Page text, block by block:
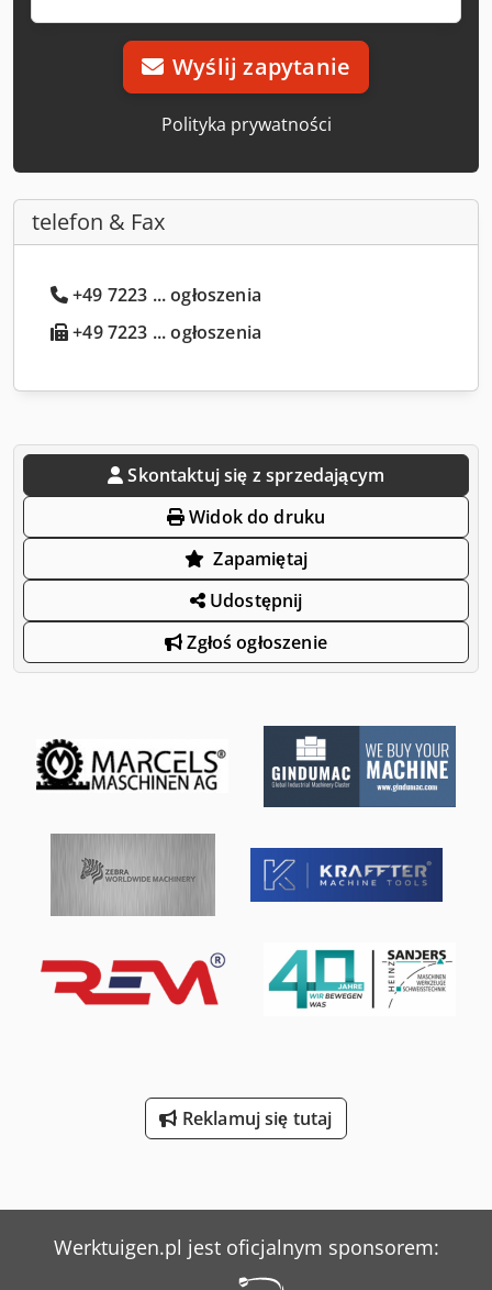
Wyślij zapytanie
Polityka prywatności
telefon & Fax
+49 7223 ... ogłoszenia
+49 7223 ... ogłoszenia
Skontaktuj się z sprzedającym
Widok do druku
Zapamiętaj
Udostępnij
Zgłoś ogłoszenie
Reklamuj się tutaj
Werktuigen.pl jest oficjalnym sponsorem: